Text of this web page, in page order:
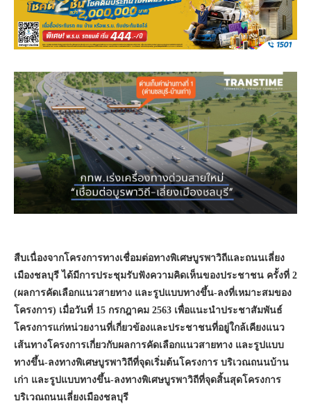
สืบเนื่องจากโครงการทางเชื่อมต่อทางพิเศษบูรพาวิถีและถนนเลี่ยง
เมืองชลบุรี ได้มีการประชุมรับฟังความคิดเห็นของประชาชน ครั้งที่ 2
(ผลการคัดเลือกแนวสายทาง และรูปแบบทางขึ้น-ลงที่เหมาะสมของ
โครงการ) เมื่อวันที่ 15 กรกฎาคม 2563 เพื่อแนะนำประชาสัมพันธ์
โครงการแก่หน่วยงานที่เกี่ยวข้องและประชาชนที่อยู่ใกล้เคียงแนว
เส้นทางโครงการเกี่ยวกับผลการคัดเลือกแนวสายทาง และรูปแบบ
ทางขึ้น-ลงทางพิเศษบูรพาวิถีที่จุดเริ่มต้นโครงการ บริเวณถนนบ้าน
เก่า และรูปแบบทางขึ้น-ลงทางพิเศษบูรพาวิถีที่จุดสิ้นสุดโครงการ
บริเวณถนนเลี่ยงเมืองชลบุรี